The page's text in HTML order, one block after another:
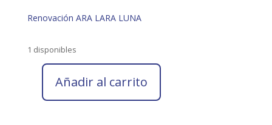
Renovación ARA LARA LUNA
1 disponibles
2026
Añadir al carrito